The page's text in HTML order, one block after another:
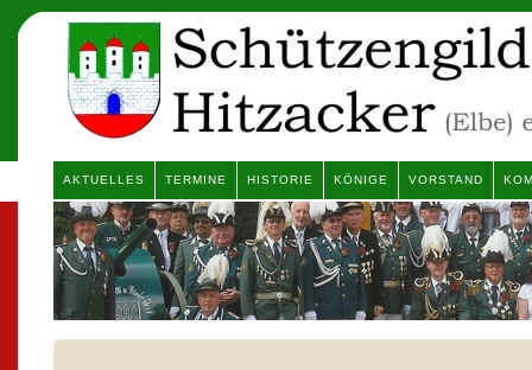
AKTUELLES TERMINE HISTORIE KÖNIGE VORSTAND